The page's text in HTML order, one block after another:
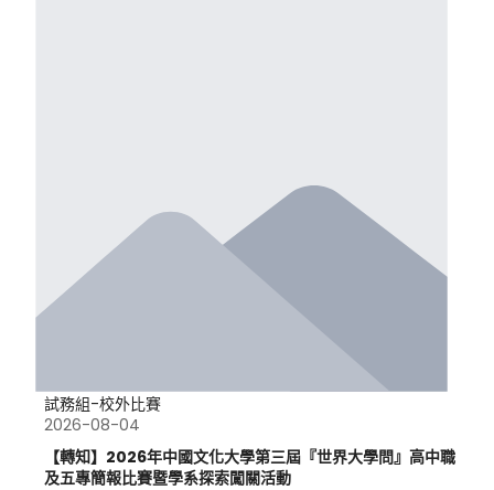
試務組-校外比賽
2026-08-04
【轉知】2026年中國文化大學第三屆『世界大學問』高中職
及五專簡報比賽暨學系探索闖關活動